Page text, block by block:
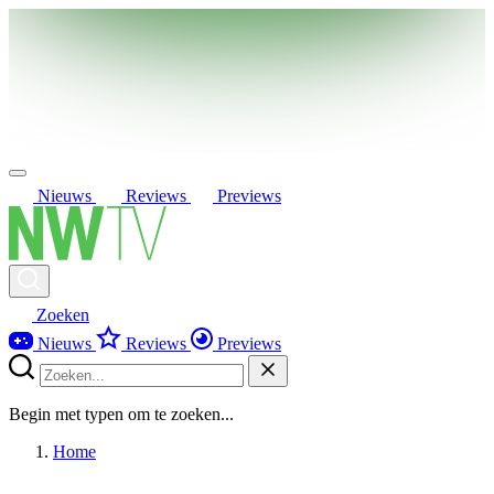
Nieuws Reviews Previews
Zoeken
Nieuws
Reviews Previews
Begin met typen om te zoeken...
Home